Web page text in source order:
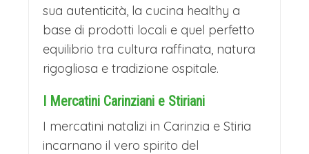
sua autenticità, la cucina healthy a
base di prodotti locali e quel perfetto
equilibrio tra cultura raffinata, natura
rigogliosa e tradizione ospitale.
I Mercatini Carinziani e Stiriani
I mercatini natalizi in Carinzia e Stiria
incarnano il vero spirito del